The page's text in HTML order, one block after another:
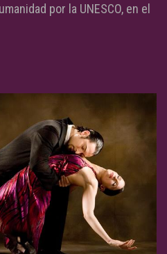
por la UNESCO, en el